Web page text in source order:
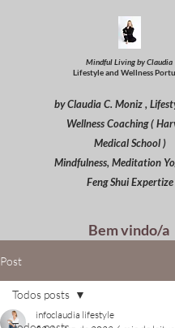
Mindful Living by Claudia
Lifestyle and Wellness
by Claudia C. Moniz ,
Wellness Coaching (
Medical School )
Mindfulness, Meditation
Feng Shui Expertize
Bem vindo/a
Post
Todos posts
infoclaudia lifestyle